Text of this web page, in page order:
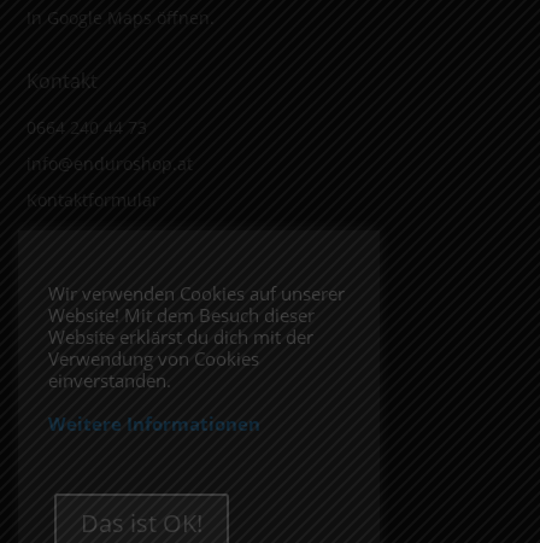
In Google Maps öffnen.
Kontakt
0664 240 44 73
info@enduroshop.at
Kontaktformular
Impressum
Datenschutzerklärung
Folge uns
Wir verwenden Cookies auf unserer
Website! Mit dem Besuch dieser
Website erklärst du dich mit der
Verwendung von Cookies
einverstanden.
Weitere Informationen
Das ist OK!